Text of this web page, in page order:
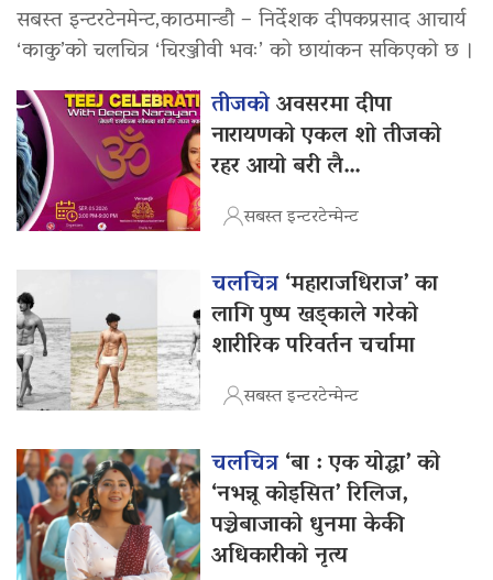
सबस्त इन्टरटेनमेन्ट,काठमान्डौ – निर्देशक दीपकप्रसाद आचार्य
‘काकु’को चलचित्र ‘चिरञ्जीवी भवः’ को छायांकन सकिएको छ ।
तीजकोअवसरमा दीपा
नारायणको एकल शो तीजको
रहर आयो बरी लै…
सबस्त इन्टरटेन्मेन्ट
चलचित्र‘महाराजधिराज’ का
लागि पुष्प खड्काले गरेको
शारीरिक परिवर्तन चर्चामा
सबस्त इन्टरटेन्मेन्ट
चलचित्र‘बा : एक योद्धा’ को
‘नभन्नू कोइसित’ रिलिज,
पञ्चेबाजाको धुनमा केकी
अधिकारीको नृत्य